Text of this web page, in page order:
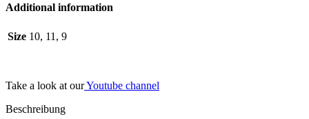
Additional information
Size 10, 11, 9
Take a look at ourYoutube channel
Beschreibung